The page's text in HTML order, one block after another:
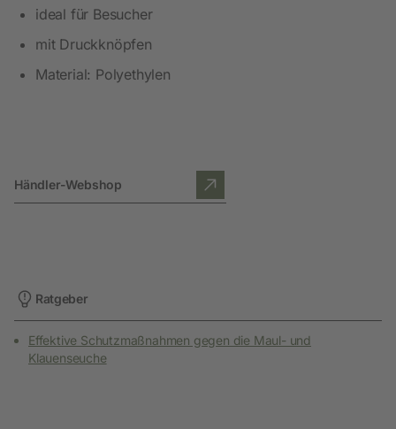
ideal für Besucher
mit Druckknöpfen
Material: Polyethylen
Händler-Webshop
Ratgeber
Effektive Schutzmaßnahmen gegen die Maul- und
Klauenseuche